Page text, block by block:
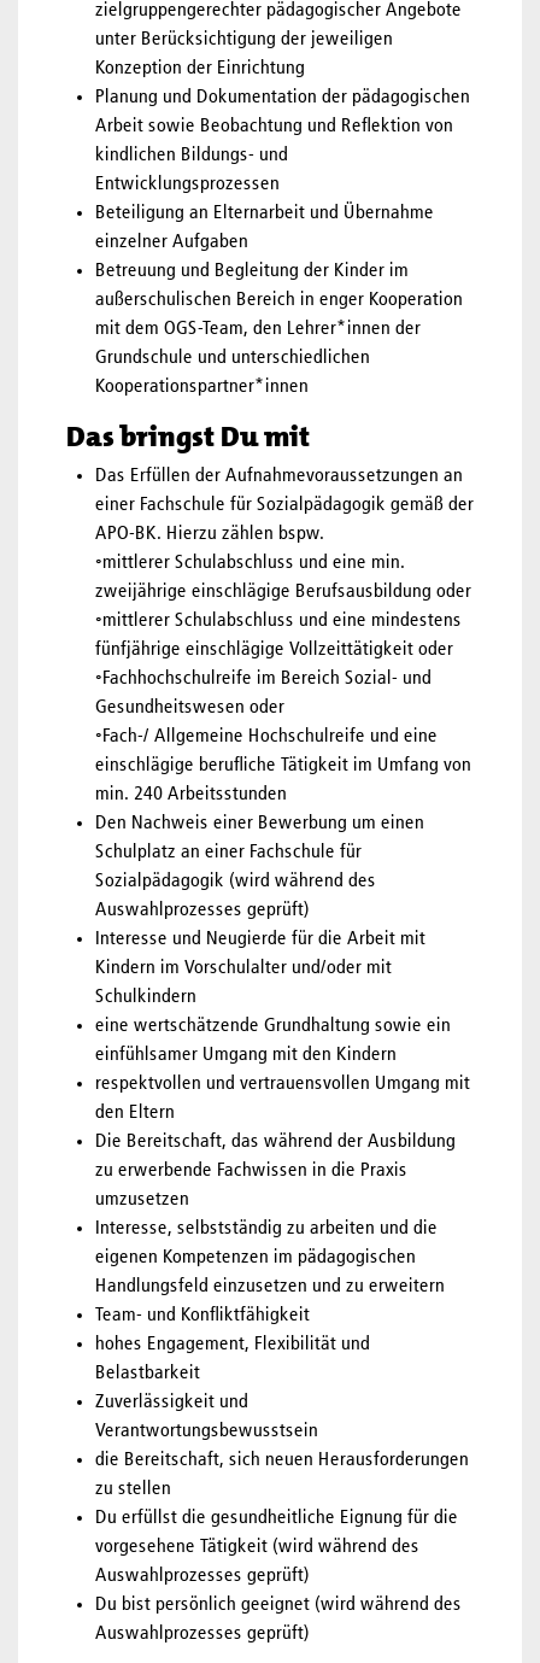
zielgruppengerechter pädagogischer Angebote
unter Berücksichtigung der jeweiligen
Konzeption der Einrichtung
Planung und Dokumentation der pädagogischen
Arbeit sowie Beobachtung und Reflektion von
kindlichen Bildungs- und
Entwicklungsprozessen
Beteiligung an Elternarbeit und Übernahme
einzelner Aufgaben
Betreuung und Begleitung der Kinder im
außerschulischen Bereich in enger Kooperation
mit dem OGS-Team, den Lehrer*innen der
Grundschule und unterschiedlichen
Kooperationspartner*innen
Das bringst Du mit
Das Erfüllen der Aufnahmevoraussetzungen an
einer Fachschule für Sozialpädagogik gemäß der
APO-BK. Hierzu zählen bspw.
◦mittlerer Schulabschluss und eine min.
zweijährige einschlägige Berufsausbildung oder
◦mittlerer Schulabschluss und eine mindestens
fünfjährige einschlägige Vollzeittätigkeit oder
◦Fachhochschulreife im Bereich Sozial- und
Gesundheitswesen oder
◦Fach-/ Allgemeine Hochschulreife und eine
einschlägige berufliche Tätigkeit im Umfang von
min. 240 Arbeitsstunden
Den Nachweis einer Bewerbung um einen
Schulplatz an einer Fachschule für
Sozialpädagogik (wird während des
Auswahlprozesses geprüft)
Interesse und Neugierde für die Arbeit mit
Kindern im Vorschulalter und/oder mit
Schulkindern
eine wertschätzende Grundhaltung sowie ein
einfühlsamer Umgang mit den Kindern
respektvollen und vertrauensvollen Umgang mit
den Eltern
Die Bereitschaft, das während der Ausbildung
zu erwerbende Fachwissen in die Praxis
umzusetzen
Interesse, selbstständig zu arbeiten und die
eigenen Kompetenzen im pädagogischen
Handlungsfeld einzusetzen und zu erweitern
Team- und Konfliktfähigkeit
hohes Engagement, Flexibilität und
Belastbarkeit
Zuverlässigkeit und
Verantwortungsbewusstsein
die Bereitschaft, sich neuen Herausforderungen
zu stellen
Du erfüllst die gesundheitliche Eignung für die
vorgesehene Tätigkeit (wird während des
Auswahlprozesses geprüft)
Du bist persönlich geeignet (wird während des
Auswahlprozesses geprüft)